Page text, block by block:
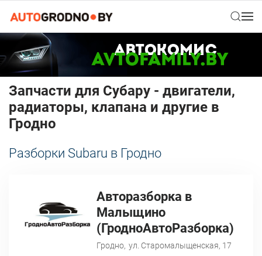
Запчасти для Субару - двигатели,
радиаторы, клапана и другие в
Гродно
Разборки Subaru в Гродно
Авторазборка в
Малыщино
(ГродноАвтоРазборка)
Гродно, ул. Старомалыщенская, 17